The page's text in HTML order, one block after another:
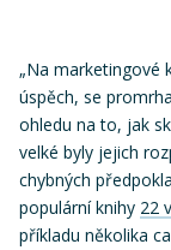
„Na marketingové
úspěch, se
ohledu na to, jak
velké byly jejich
chybných
populární knihy 22
příkladu několika